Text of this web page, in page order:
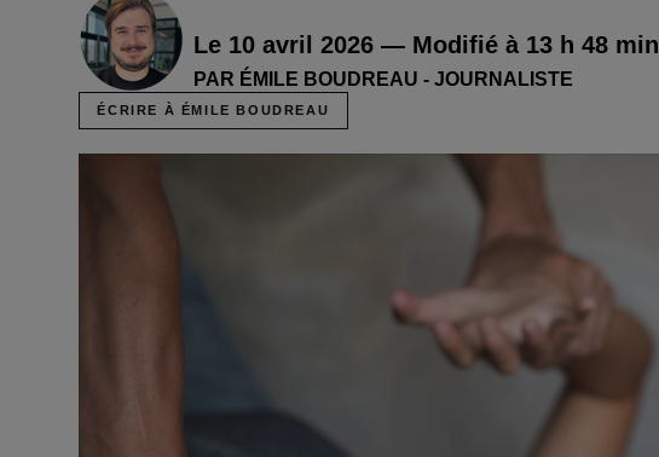
Le 10 avril 2026 — Modifié à 13 h 48 min
PAR ÉMILE BOUDREAU - JOURNALISTE
ÉCRIRE À ÉMILE BOUDREAU